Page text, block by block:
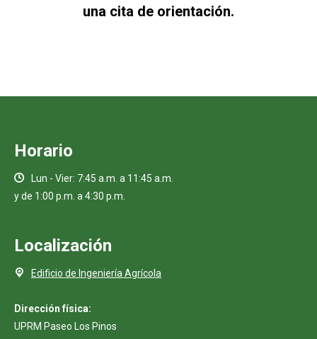
una cita de orientación.
Horario
Lun - Vier: 7:45 a.m. a 11:45 a.m.
y de 1:00 p.m. a 4:30 p.m.
Localización
Edificio de Ingeniería Agrícola
Dirección física:
UPRM Paseo Los Pinos